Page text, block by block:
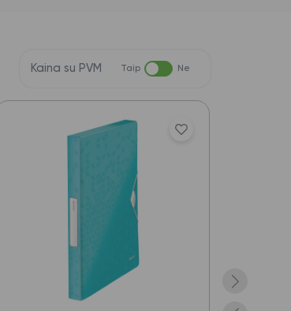
Kaina su PVM Taip Ne